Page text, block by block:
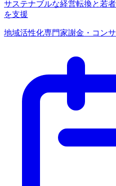
サステナブルな経営転換と若
を支援
地域活性化専門家謝金・コン